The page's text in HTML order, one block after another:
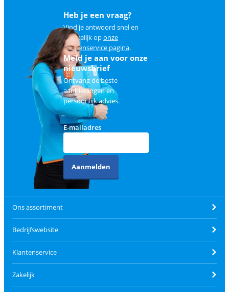
Heb je een vraag?
Vind je antwoord snel en
makkelijk oponze
klantenservice pagina.
Meld je aan voor onze
nieuwsbrief
Ontvang de beste
aanbiedingen en
persoonlijk advies.
E-mailadres
Aanmelden
Ons assortiment
Bedrijfswebsite
Klantenservice
Zakelijk